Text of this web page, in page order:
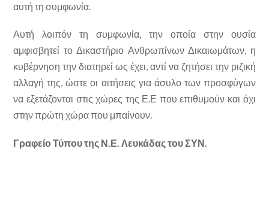
αυτή τη συμφωνία.
Αυτή λοιπόν τη συμφωνία, την οποία στην ουσία
αμφισβητεί το Δικαστήριο Ανθρωπίνων Δικαιωμάτων, η
κυβέρνηση την διατηρεί ως έχει, αντί να ζητήσει την ριζική
αλλαγή της, ώστε οι αιτήσεις για άσυλο των προσφύγων
να εξετάζονται στις χώρες της Ε.Ε που επιθυμούν και όχι
στην πρώτη χώρα που μπαίνουν.
Γραφείο Τύπου της Ν.Ε. Λευκάδας του ΣΥΝ.